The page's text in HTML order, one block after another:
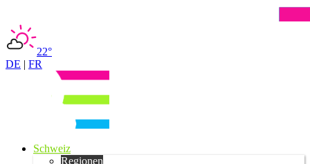
22°
DE | FR
Schweiz
Regionen